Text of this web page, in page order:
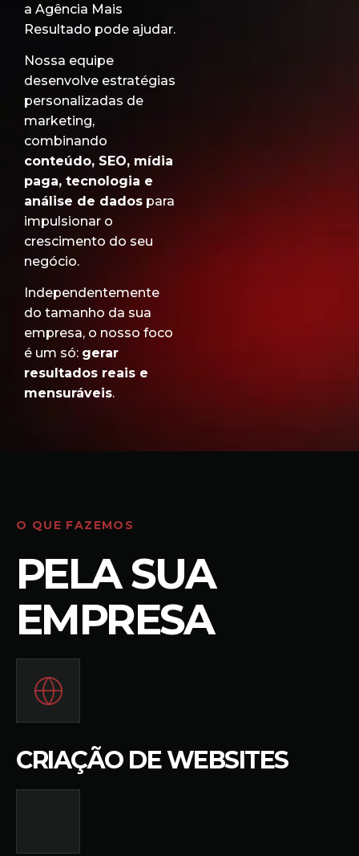
a Agência Mais
Resultado pode ajudar.
Nossa equipe
desenvolve estratégias
personalizadas de
marketing,
combinando
conteúdo, SEO, mídia
paga, tecnologia e
análise de dados para
impulsionar o
crescimento do seu
negócio.
Independentemente
do tamanho da sua
empresa, o nosso foco
é um só: gerar
resultados reais e
mensuráveis.
O QUE FAZEMOS
PELA SUA
EMPRESA
CRIAÇÃO DE WEBSITES